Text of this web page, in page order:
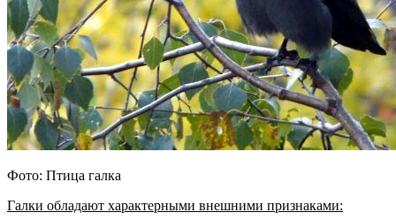
Фото: Птица галка
Галки обладают характерными внешними признаками: